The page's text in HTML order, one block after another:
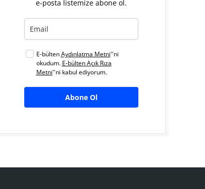
e-posta listemize abone ol.
E-bültenAydınlatma Metni''ni
okudum. E-bülten Açık Rıza
Metni''ni kabul ediyorum.
Abone Ol